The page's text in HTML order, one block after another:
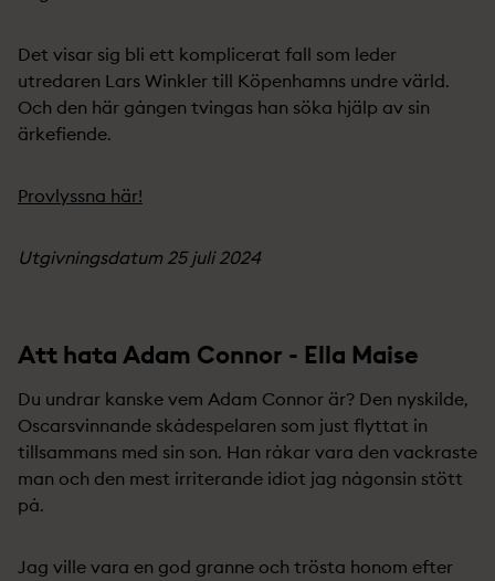
Det visar sig bli ett komplicerat fall som leder
utredaren Lars Winkler till Köpenhamns undre värld.
Och den här gången tvingas han söka hjälp av sin
ärkefiende.
Provlyssna här!
Utgivningsdatum 25 juli 2024
Att hata Adam Connor - Ella Maise
Du undrar kanske vem Adam Connor är? Den nyskilde,
Oscarsvinnande skådespelaren som just flyttat in
tillsammans med sin son. Han råkar vara den vackraste
man och den mest irriterande idiot jag någonsin stött
på.
Jag ville vara en god granne och trösta honom efter